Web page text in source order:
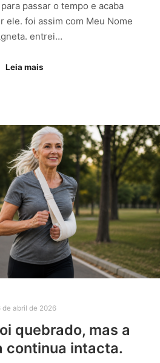
passar o tempo e acaba
ele. foi assim com Meu Nome
entrei…
Leia mais
de abril de 2026
quebrado, mas a
continua intacta.